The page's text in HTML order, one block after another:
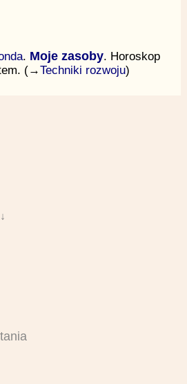
. Moje zasoby. Horoskop
(→Techniki rozwoju)